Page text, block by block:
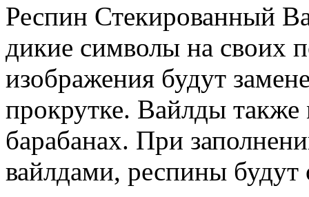
Респин Стекированный
дикие символы на своих
изображения будут
прокрутке. Вайлды также
барабанах. При
вайлдами, респины будут